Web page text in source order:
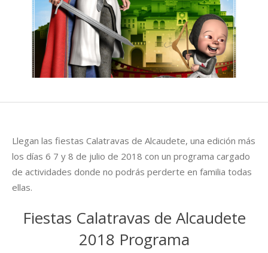
Llegan las fiestas Calatravas de Alcaudete, una edición más
los días 6 7 y 8 de julio de 2018 con un programa cargado
de actividades donde no podrás perderte en familia todas
ellas.
Fiestas Calatravas de Alcaudete
2018 Programa